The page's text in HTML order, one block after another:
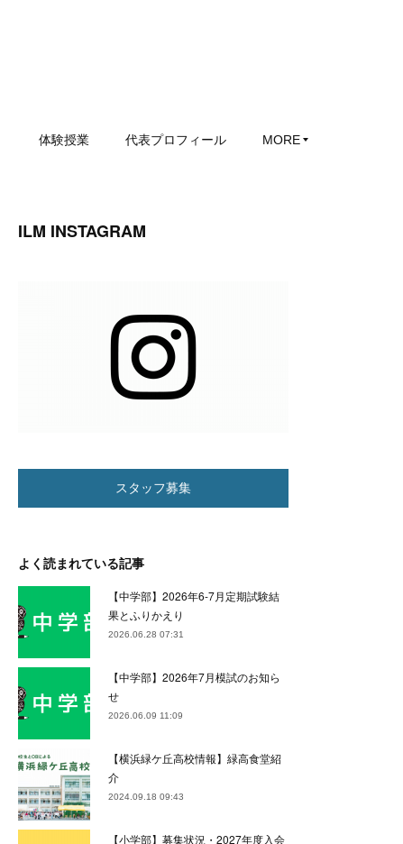
体験授業 代表プロフィール MORE
ILM INSTAGRAM
スタッフ募集
よく読まれている記事
【中学部】2026年6-7月定期試験結
果とふりかえり
2026.06.28 07:31
【中学部】2026年7月模試のお知ら
せ
2026.06.09 11:09
【横浜緑ケ丘高校情報】緑高食堂紹
介
2024.09.18 09:43
【小学部】募集状況・2027年度入会